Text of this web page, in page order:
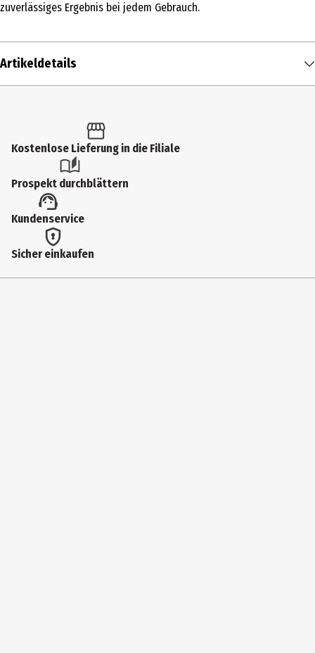
zuverlässiges Ergebnis bei jedem Gebrauch.
Artikeldetails
Produkttyp
Artikelnummer des Herstellers
183774
Hersteller
Kostenlose Lieferung in die Filiale
Prospekt durchblättern
Kundenservice
Sicher einkaufen